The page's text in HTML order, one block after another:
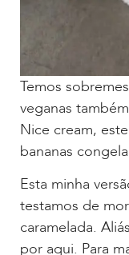
Temos
veganas
Nice cream, este
bananas
Esta minha
testamos de
caramelada.
por aqui. Para